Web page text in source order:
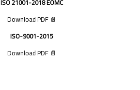
📄 Download PDF
ISO-9001-2015
📄 Download PDF